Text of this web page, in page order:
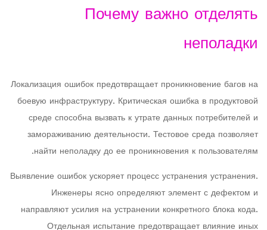
Почему важно отделять
неполадки
Локализация ошибок предотвращает проникновение багов на
боевую инфраструктуру. Критическая ошибка в продуктовой
среде способна вызвать к утрате данных потребителей и
замораживанию деятельности. Тестовое среда позволяет
найти неполадку до ее проникновения к пользователям.
Выявление ошибок ускоряет процесс устранения устранения.
Инженеры ясно определяют элемент с дефектом и
направляют усилия на устранении конкретного блока кода.
Отдельная испытание предотвращает влияние иных